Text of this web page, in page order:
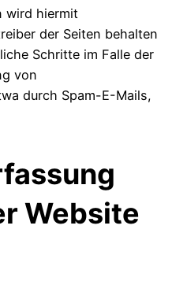
wird hiermit
der Seiten behalten
Schritte im Falle der
von
durch Spam-E-Mails,
Website